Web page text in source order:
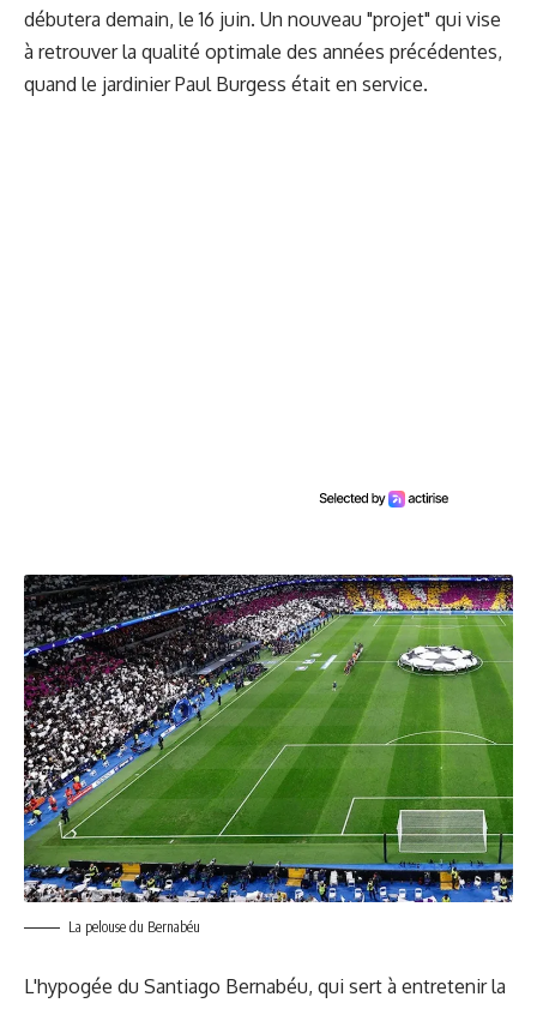
débutera demain, le 16 juin. Un nouveau "projet" qui vise
à retrouver la qualité optimale des années précédentes,
quand le jardinier Paul Burgess était en service.
La pelouse du Bernabéu
L'hypogée du Santiago Bernabéu, qui sert à entretenir la